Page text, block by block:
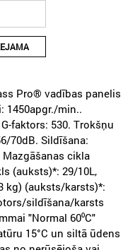
Pro® vadības panelis
1450apgr./min..
faktors: 530. Trokšņu
70dB. Sildīšana:
Mazgāšanas cikla
(auksts)*: 29/10L,
kg) (auksts/karsts)*:
sildīšana/karsts
"Normal 60⁰C"
15°C un siltā ūdens